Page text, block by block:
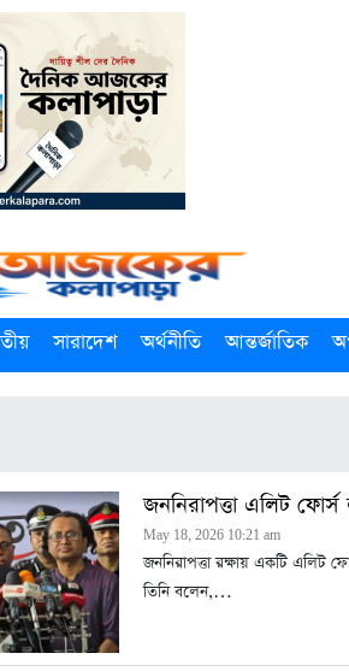
সারাদেশ অর্থনীতি আন্তর্জাতিক
জননিরাপত্তা এলিট ফোর্স
May 18, 2026 10:21 am
জননিরাপত্তা রক্ষায় একটি এলিট
তিনি বলেন,…